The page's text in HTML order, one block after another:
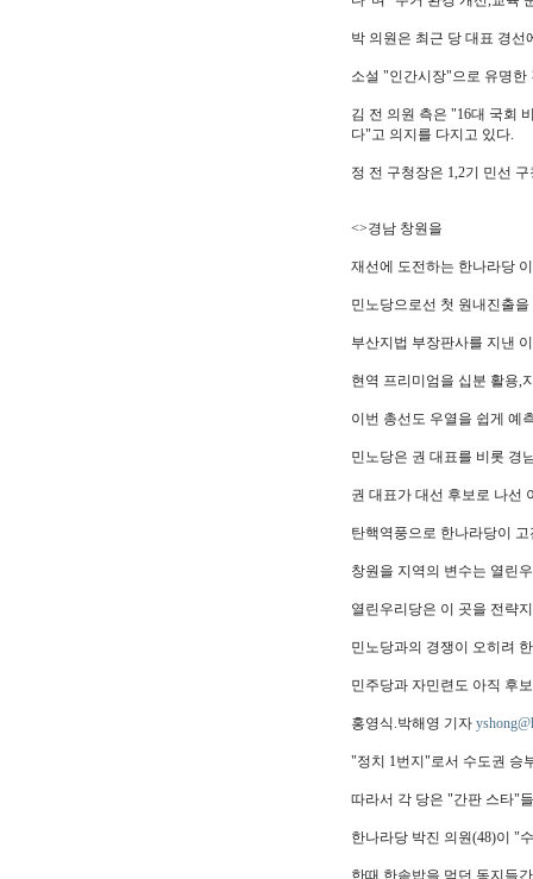
박 의원은 최근 당 대표 경
소설 "인간시장"으로 유명한
김 전 의원 측은 "16대 국회
다"고 의지를 다지고 있다.
정 전 구청장은 1,2기 민선
<>경남 창원을
재선에 도전하는 한나라당
민노당으로선 첫 원내진출
부산지법 부장판사를 지낸
현역 프리미엄을 십분 활용,
이번 총선도 우열을 쉽게 예
민노당은 권 대표를 비롯 경
권 대표가 대선 후보로 나선
탄핵역풍으로 한나라당이
창원을 지역의 변수는 열린
열린우리당은 이 곳을 전략
민노당과의 경쟁이 오히려
민주당과 자민련도 아직 후
홍영식.박해영 기자
"정치 1번지"로서 수도권 승
따라서 각 당은 "간판 스타"
한나라당 박진 의원(48)이 "
한때 한솥밥을 먹던 동지들